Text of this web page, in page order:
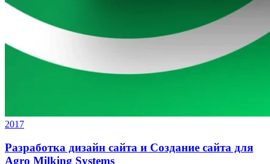
2017
Разработка дизайн сайта и Создание сайта для
Agro Milking Systems